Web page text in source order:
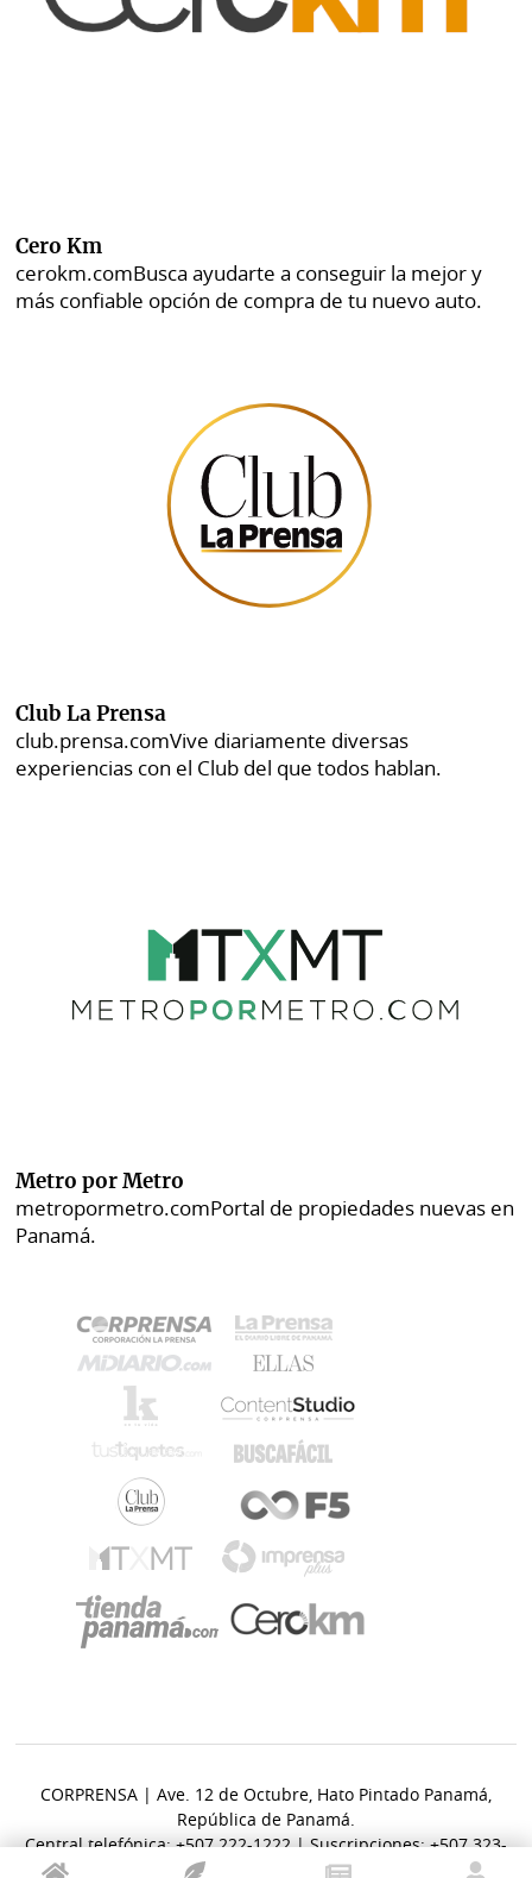
Cero Km
cerokm.comBusca ayudarte a conseguir la mejor y
más confiable opción de compra de tu nuevo auto.
Club La Prensa
club.prensa.comVive diariamente diversas
experiencias con el Club del que todos hablan.
Metro por Metro
metropormetro.comPortal de propiedades nuevas en
Panamá.
CORPRENSA | Ave. 12 de Octubre, Hato Pintado Panamá,
República de Panamá.
Central telefónica: +507 222-1222 | Suscripciones: +507 323-